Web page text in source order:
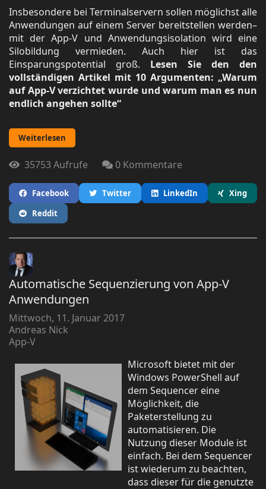
Insbesondere bei Terminalservern sollen möglichst alle
Anwendungen auf einem Server bereitstellen werden–
mit der App-V und Anwendungsisolation wird eine
Silobildung vermieden. Auch hier ist das
Einsparungspotential groß. Lesen Sie den den
vollständigen Artikel mit 10 Argumenten: „Warum
auf App-V verzichtet wurde und warum man es nun
endlich angehen sollte“
Weiterlesen
35753 Aufrufe 0 Kommentare
Facebook Twitter LinkedIn
Xing
Reddit
Automatische Sequenzierung von App-V
Anwendungen
Mittwoch, 11. Januar 2017
Andreas Nick
App-V
Microsoft bietet mit der
Windows PowerShell auf
dem Sequencer eine
Möglichkeit, die
Paketerstellung zu
automatisieren. Die
Nutzung dieser Module ist
einfach. Bei dem Sequencer
ist wiederum zu beachten,
dass dieser für die genutzte